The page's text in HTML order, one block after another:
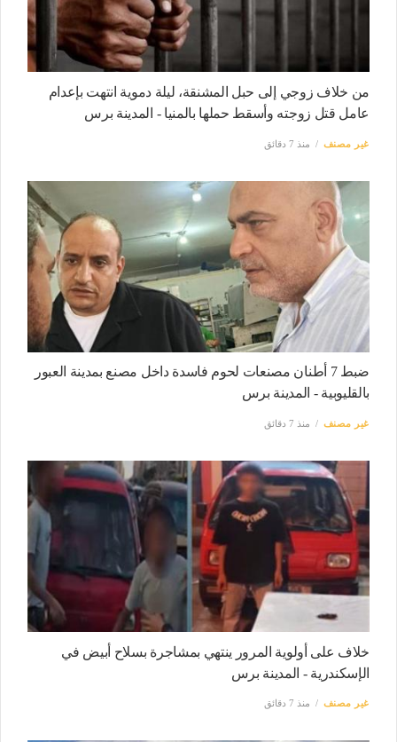
من خلاف زوجي إلى حبل المشنقة، ليلة دموية انتهت بإعدام
عامل قتل زوجته وأسقط حملها بالمنيا - المدينة برس
غير مصنف منذ 7 دقائق
ضبط 7 أطنان مصنعات لحوم فاسدة داخل مصنع بمدينة العبور
بالقليوبية - المدينة برس
غير مصنف منذ 7 دقائق
خلاف على أولوية المرور ينتهي بمشاجرة بسلاح أبيض في
الإسكندرية - المدينة برس
غير مصنف منذ 7 دقائق